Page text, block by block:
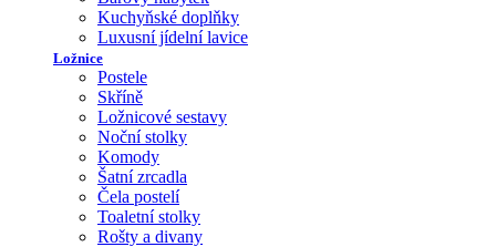
Kuchyňské doplňky
Luxusní jídelní lavice
Ložnice
Postele
Skříně
Ložnicové sestavy
Noční stolky
Komody
Šatní zrcadla
Čela postelí
Toaletní stolky
Rošty a divany